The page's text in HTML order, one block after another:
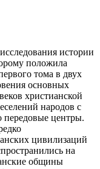
истории
положила
тома в двух
основных
христианской
народов с
передовые центры.
цивилизаций
на
общины